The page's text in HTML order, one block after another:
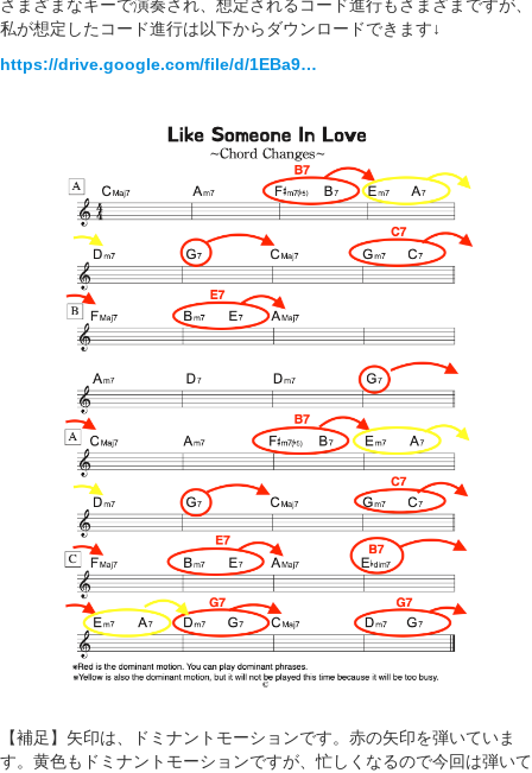
さまざまなキーで演奏され、想定されるコード進行もさまざまですが、
私が想定したコード進行は以下からダウンロードできます↓
https://drive.google.com/file/d/1EBa9…
【補足】矢印は、ドミナントモーションです。赤の矢印を弾いていま
す。黄色もドミナントモーションですが、忙しくなるので今回は弾いて